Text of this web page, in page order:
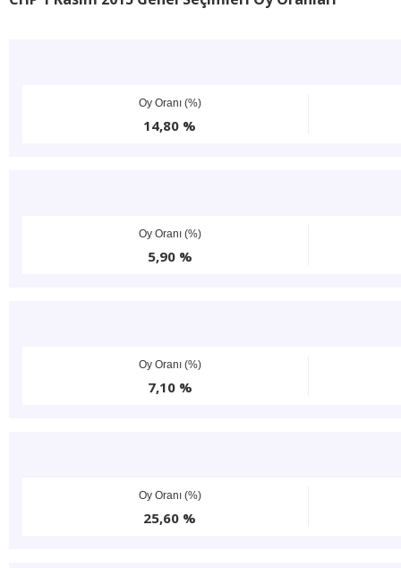
Oy Oranı (%)
14,80 %
Oy Oranı (%)
5,90 %
Oy Oranı (%)
7,10 %
Oy Oranı (%)
25,60 %